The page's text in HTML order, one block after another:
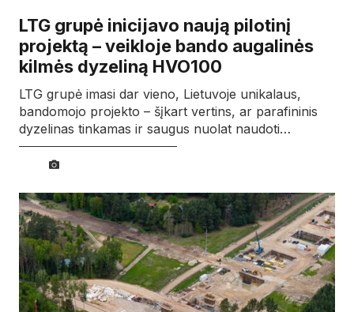
LTG grupė inicijavo naują pilotinį
projektą – veikloje bando augalinės
kilmės dyzeliną HVO100
LTG grupė imasi dar vieno, Lietuvoje unikalaus,
bandomojo projekto – šįkart vertins, ar parafininis
dyzelinas tinkamas ir saugus nuolat naudoti…